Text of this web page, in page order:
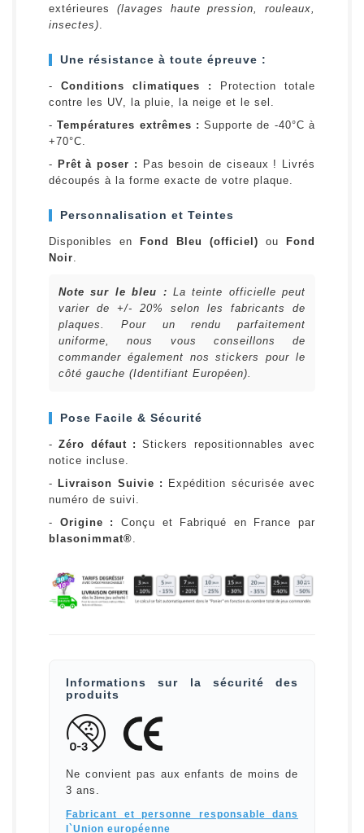
extérieures (lavages haute pression, rouleaux,
insectes).
Une résistance à toute épreuve :
- Conditions climatiques :
Protection totale
contre les UV, la pluie, la neige et le sel.
-Températures extrêmes : Supporte de -40°C à
+70°C.
- Prêt à poser :
Pas besoin de ciseaux ! Livrés
découpés à la forme exacte de votre plaque.
Personnalisation et Teintes
Disponibles en Fond Bleu (officiel) ou
Fond
Noir.
Note sur le bleu : La teinte officielle peut
varier de +/- 20% selon les fabricants de
plaques. Pour un rendu parfaitement
uniforme, nous vous conseillons de
commander également nos stickers pour le
côté gauche (Identifiant Européen).
Pose Facile & Sécurité
-Zéro défaut : Stickers repositionnables avec
notice incluse.
- Livraison Suivie :
Expédition sécurisée avec
numéro de suivi.
- Origine :
Conçu et Fabriqué en France par
blasonimmat®.
Informations sur la sécurité des
produits
Ne convient pas aux enfants de moins de
3 ans.
Fabricant et personne responsable dans
l`Union européenne